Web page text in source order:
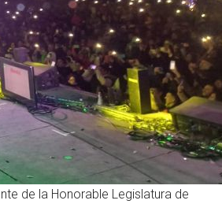
de la Honorable Legislatura de